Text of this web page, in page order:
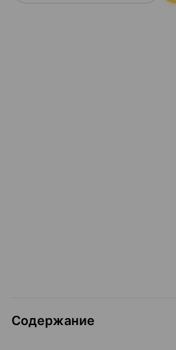
Содержание